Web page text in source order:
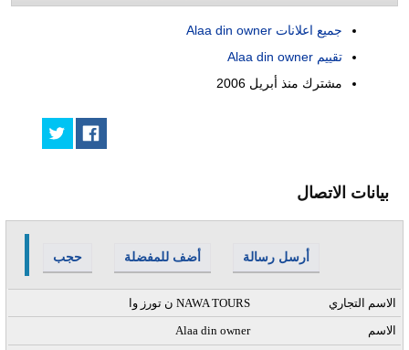
جميع اعلانات Alaa din owner
تقييم Alaa din owner
مشترك منذ أبريل 2006
بيانات الاتصال
حجب أضف للمفضلة أرسل رسالة
ن تورز وا NAWA TOURS
الاسم التجاري
Alaa din owner
الاسم